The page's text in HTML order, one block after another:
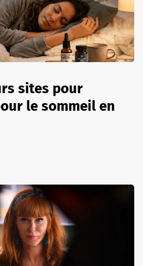
sites pour
le sommeil en